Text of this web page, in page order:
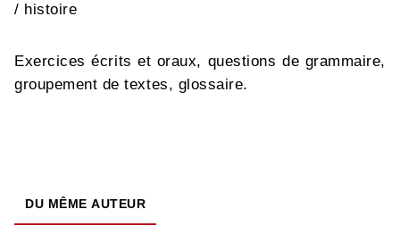
/ histoire
Exercices écrits et oraux, questions de grammaire,
groupement de textes, glossaire.
DU MÊME AUTEUR